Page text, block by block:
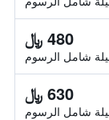
480 ﷼
شامل الرسوم
630 ﷼
شامل الرسوم